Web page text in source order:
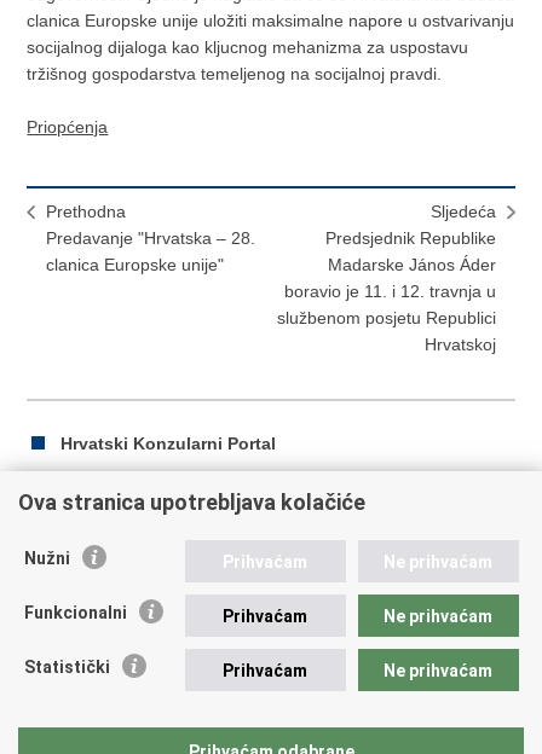
clanica Europske unije uložiti maksimalne napore u ostvarivanju
socijalnog dijaloga kao kljucnog mehanizma za uspostavu
tržišnog gospodarstva temeljenog na socijalnoj pravdi.
Priopćenja
Prethodna
Predavanje "Hrvatska – 28.
clanica Europske unije"
Sljedeća
Predsjednik Republike
Madarske János Áder
boravio je 11. i 12. travnja u
službenom posjetu Republici
Hrvatskoj
Hrvatski Konzularni Portal
Ispiši
Podijeli
Facebooku
Twitteru
Republika Hrvatska
Trg N.Š. Zrinskog 7-8, 10000 Zagreb
fax: +385 (0)1 4551 795, +385 (0)1 4920 149
Ova stranica upotrebljava kolačiće
Nužni Prihvaćam Ne prihvaćam
Funkcionalni Prihvaćam Ne prihvaćam
Statistički Prihvaćam Ne prihvaćam